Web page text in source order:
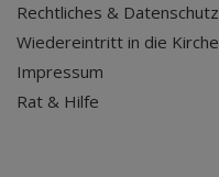
Rechtliches & Datenschutz
Wiedereintritt in die Kirche
Impressum
Rat & Hilfe